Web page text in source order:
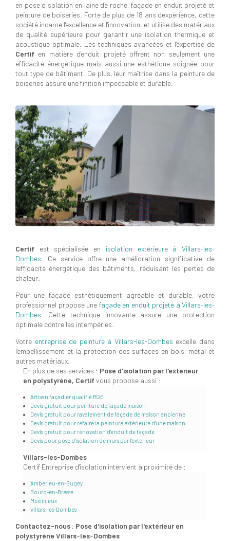
en pose d'isolation en laine de roche, façade en enduit projeté et
peinture de boiseries. Forte de plus de 18 ans d'expérience, cette
société incarne l'excellence et l'innovation, et utilise des matériaux
de qualité supérieure pour garantir une isolation thermique et
acoustique optimale. Les techniques avancées et l'expertise de
Certif en matière d'enduit projeté offrent non seulement une
efficacité énergétique mais aussi une esthétique soignée pour
tout type de bâtiment. De plus, leur maîtrise dans la peinture de
boiseries assure une finition impeccable et durable.
Certif est spécialisée en isolation extérieure à Villars-les-
Dombes . Ce service offre une amélioration significative de
l'efficacité énergétique des bâtiments, réduisant les pertes de
chaleur.
Pour une façade esthétiquement agréable et durable, votre
professionnel propose une façade en enduit projeté à Villars-les-
Dombes . Cette technique innovante assure une protection
optimale contre les intempéries.
Votre entreprise de peinture à Villars-les-Dombes excelle dans
l'embellissement et la protection des surfaces en bois, métal et
autres matériaux.
En plus de ses services : Pose d'isolation par l'extérieur
en polystyrène, Certif vous propose aussi :
Artisan façadier qualifié RGE
Devis gratuit pour peinture de façade maison
Devis gratuit pour ravalement de façade de maison ancienne
Devis gratuit pour refaire la peinture extérieure d'une maison
Devis gratuit pour rénovation d'enduit de façade
Devis pour pose d'isolation de murs par l'extérieur
Villars-les-Dombes
Certif Entreprise d'isolation intervient à proximité de :
Ambérieu-en-Bugey
Bourg-en-Bresse
Meximieux
Villars-les-Dombes
Contactez-nous : Pose d'isolation par l'extérieur en
polystyrène Villars-les-Dombes